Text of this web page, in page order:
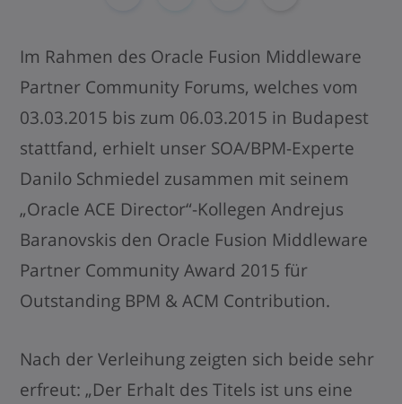
Im Rahmen des Oracle Fusion Middleware
Partner Community Forums, welches vom
03.03.2015 bis zum 06.03.2015 in Budapest
stattfand, erhielt unser SOA/BPM-Experte
Danilo Schmiedel zusammen mit seinem
„Oracle ACE Director“-Kollegen Andrejus
Baranovskis den Oracle Fusion Middleware
Partner Community Award 2015 für
Outstanding BPM & ACM Contribution.
Nach der Verleihung zeigten sich beide sehr
erfreut: „Der Erhalt des Titels ist uns eine